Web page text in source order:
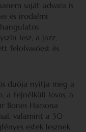
saját udvara is
és irodalmi
lesz, a jazz,
felolvasóest és
duója nyitja meg a
a Fejnélküli lovas, a
Bones Harsona
valamint a 30
estek lesznek